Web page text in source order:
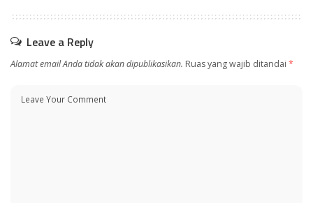
Leave a Reply
Alamat email Anda tidak akan dipublikasikan. Ruas yang wajib ditandai *